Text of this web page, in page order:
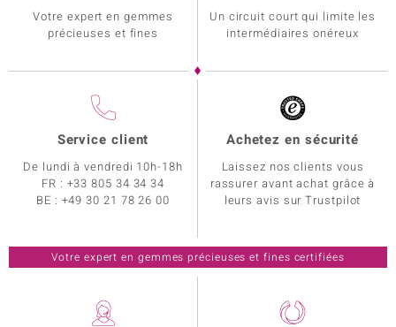
Votre expert en gemmes
précieuses et fines
Un circuit court qui limite les
intermédiaires onéreux
Service client
De lundi à vendredi 10h-18h
FR : +33 805 34 34 34
BE : +49 30 21 78 26 00
Achetez en sécurité
Laissez nos clients vous
rassurer avant achat grâce à
leurs avis sur Trustpilot
Votre expert en gemmes précieuses et fines certifiées